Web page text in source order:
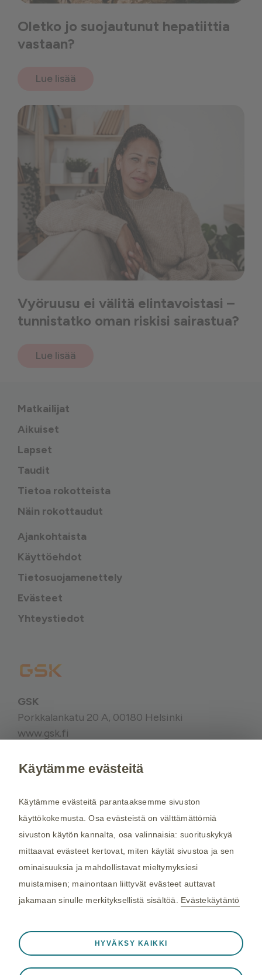
Oletko jo suojautunut hepatiittia
vastaan?
Lue lisää
Vyöruusu ei välitä elintavoistasi –
tunnistatko oman riskisi sairastua?
Lue lisää
Matkailijat
Aikuiset
Lapset
Taudit
Tietoa rokotteista
Näin rokottaudut
Ajankohtaista
Käyttöehdot
Tietosuojamenettely
Evästeet
Yhteystiedot
GSK
Porkkalankatu 20 A, 00180 Helsinki
www.gsk.fi
ammattilaiselta. Rokotussuositukset perustuvat
THL:nsuosituksiin. Maakohtaiset
rokotussuositukset perustuvatMatkailijan
terveysoppaaseen, jota toimittaa Kustannus Oy
Duodecim (aiemmin THL). Tarkistamme
maakohtaiset rokotesuositukset kahdesti
vuodessa.
04/2024, NP-FI-TVX-WCNT-210005
Viimeisin päivitys 25.03.2025
Käytämme evästeitä
Käytämme evästeitä parantaaksemme sivuston
käyttökokemusta. Osa evästeistä on välttämättömiä
sivuston käytön kannalta, osa valinnaisia: suorituskykyä
mittaavat evästeet kertovat, miten käytät sivustoa ja sen
ominaisuuksia ja mahdollistavat mieltymyksiesi
muistamisen; mainontaan liittyvät evästeet auttavat
jakamaan sinulle merkityksellistä sisältöä. Evästekäytäntö
Välttämättömät evästeet ❮
HYVÄKSY KAIKKI